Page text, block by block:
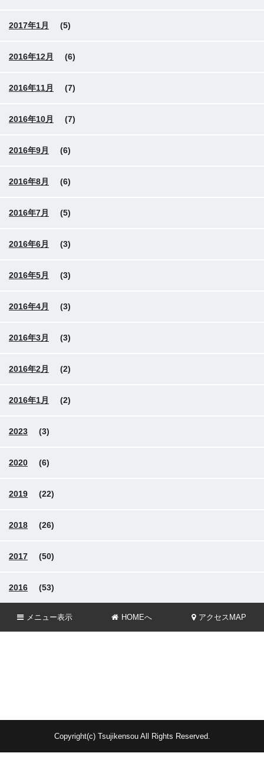
2017年1月 (5)
2016年12月 (6)
2016年11月 (7)
2016年10月 (7)
2016年9月 (6)
2016年8月 (6)
2016年7月 (5)
2016年6月 (3)
2016年5月 (3)
2016年4月 (3)
2016年3月 (3)
2016年2月 (2)
2016年1月 (2)
2023 (3)
2020 (6)
2019 (22)
2018 (26)
2017 (50)
2016 (53)
メニュー表示 HOMEへ アクセスMAP
Copyright(c) Tsujikensou All Rights Reserved.